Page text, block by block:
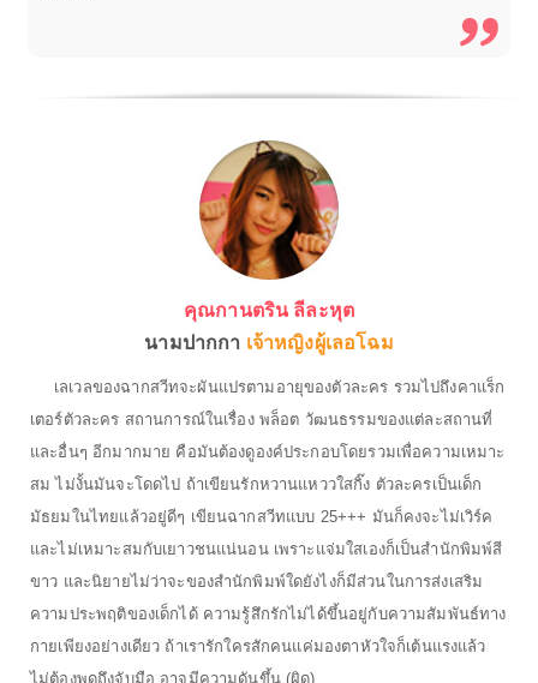
คุณกานตริน ลีละหุต
นามปากกา เจ้าหญิงผู้เลอโฉม
เลเวลของฉากสวีทจะผันแปรตามอายุของตัวละคร รวมไปถึงคาแร็ก
เตอร์ตัวละคร สถานการณ์ในเรื่อง พล็อต วัฒนธรรมของแต่ละสถานที่
และอื่นๆ อีกมากมาย คือมันต้องดูองค์ประกอบโดยรวมเพื่อความเหมาะ
สม ไม่งั้นมันจะโดดไป ถ้าเขียนรักหวานแหววใสกิ๊ง ตัวละครเป็นเด็ก
มัธยมในไทยแล้วอยู่ดีๆ เขียนฉากสวีทแบบ 25+++ มันก็คงจะไม่เวิร์ค
และไม่เหมาะสมกับเยาวชนแน่นอน เพราะแจ่มใสเองก็เป็นสำนักพิมพ์สี
ขาว และนิยายไม่ว่าจะของสำนักพิมพ์ใดยังไงก็มีส่วนในการส่งเสริม
ความประพฤติของเด็กได้ ความรู้สึกรักไม่ได้ขึ้นอยู่กับความสัมพันธ์ทาง
กายเพียงอย่างเดียว ถ้าเรารักใครสักคนแค่มองตาหัวใจก็เต้นแรงแล้ว
ไม่ต้องพูดถึงจับมือ อาจมีความดันขึ้น (ผิด)